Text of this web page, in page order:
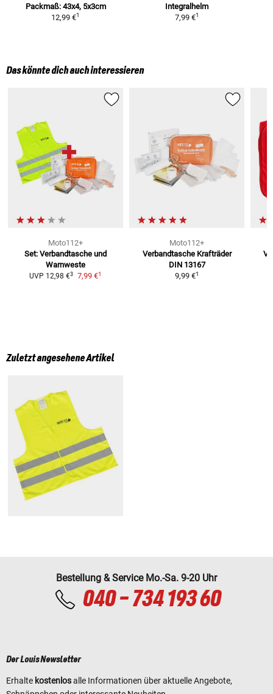
Packmaß: 43x4, 5x3cm
12,99 €1
Integralhelm
7,99 €1
Das könnte dich auch interessieren
Moto112+
Set: Verbandtasche und
Warnweste
UVP 12,98 €3 7,99 €1
Moto112+
Verbandtasche Krafträder
DIN 13167
9,99 €1
Zuletzt angesehene Artikel
Bestellung & Service Mo.-Sa. 9-20 Uhr
040 - 734 193 60
Der Louis Newsletter
Erhalte kostenlosalle Informationen über aktuelle Angebote,